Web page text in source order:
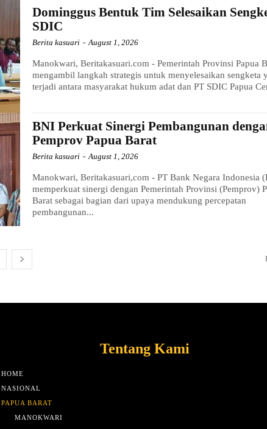
Dominggus Bentuk Tim Selesaikan
SDIC
Berita kasuari - August 1, 2026
Manokwari, Beritakasuari.com - Pemerintah Provinsi Papua
mengambil langkah strategis untuk menyelesaikan sengketa
terjadi antara masyarakat hukum adat dan PT SDIC Papua
BNI Perkuat Sinergi Pembangunan
Pemprov Papua Barat
Berita kasuari - August 1, 2026
Manokwari, Beritakasuari,com - PT Bank Negara Indonesia
memperkuat sinergi dengan Pemerintah Provinsi (Pemprov)
Barat sebagai bagian dari upaya mendukung percepatan
pembangunan...
Tentang Kami
HOME
NASIONAL
PAPUA BARAT
MANOKWARI